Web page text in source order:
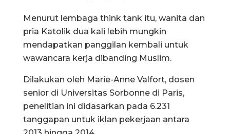
Menurut lembaga think tank itu, wanita dan
pria Katolik dua kali lebih mungkin
mendapatkan panggilan kembali untuk
wawancara kerja dibanding Muslim.
Dilakukan oleh Marie-Anne Valfort, dosen
senior di Universitas Sorbonne di Paris,
penelitian ini didasarkan pada 6.231
tanggapan untuk iklan pekerjaan antara